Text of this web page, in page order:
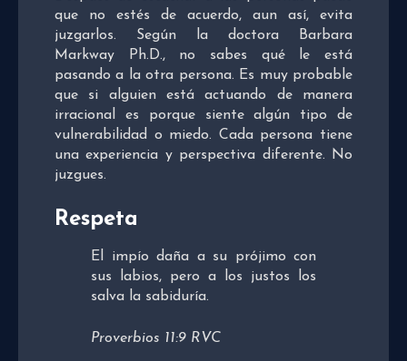
que no estés de acuerdo, aun así, evita
juzgarlos. Según la doctora Barbara
Markway Ph.D., no sabes qué le está
pasando a la otra persona. Es muy probable
que si alguien está actuando de manera
irracional es porque siente algún tipo de
vulnerabilidad o miedo. Cada persona tiene
una experiencia y perspectiva diferente. No
juzgues.
Respeta
El impío daña a su prójimo con
sus labios, pero a los justos los
salva la sabiduría.
Proverbios 11:9 RVC